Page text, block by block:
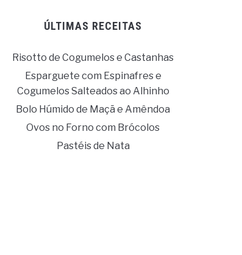
ÚLTIMAS RECEITAS
Risotto de Cogumelos e Castanhas
Esparguete com Espinafres e
Cogumelos Salteados ao Alhinho
Bolo Húmido de Maçã e Amêndoa
Ovos no Forno com Brócolos
Pastéis de Nata